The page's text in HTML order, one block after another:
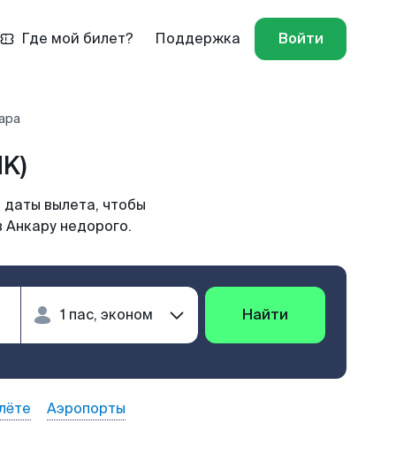
Где мой билет? Поддержка Войти
вылета, чтобы
Анкару недорого.
Найти
Аэропорты